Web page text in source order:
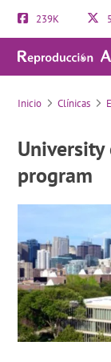
239K
Inicio Clínicas
program